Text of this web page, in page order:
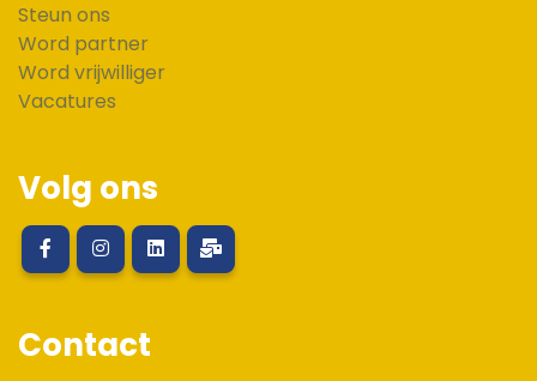
Steun ons
Word partner
Word vrijwilliger
Vacatures
Volg ons
Contact